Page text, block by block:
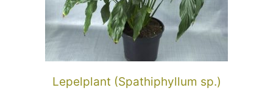
Lepelplant (Spathiphyllum sp.)